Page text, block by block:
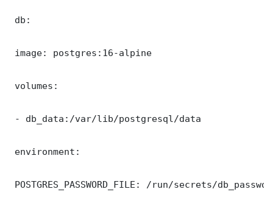
db:
image: postgres:16-alpine
volumes:
- db_data:/var/lib/postgresql/data
environment:
POSTGRES_PASSWORD_FILE: /run/secrets/